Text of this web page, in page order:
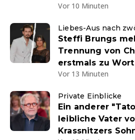
Vor 10 Minuten
Liebes-Aus nach
Steffi Brungs
Trennung von
erstmals zu Wort
Vor 13 Minuten
Private Einblicke
Ein anderer
leibliche Vater
Krassnitzers